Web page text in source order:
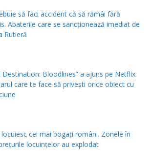
să faci accident că să rămâi fără
Abaterile care se sancționează imediat de
Rutieră
Destination: Bloodlines” a ajuns pe Netflix:
care te face să privești orice obiect cu
cei mai bogați români. Zonele în
locuințelor au explodat